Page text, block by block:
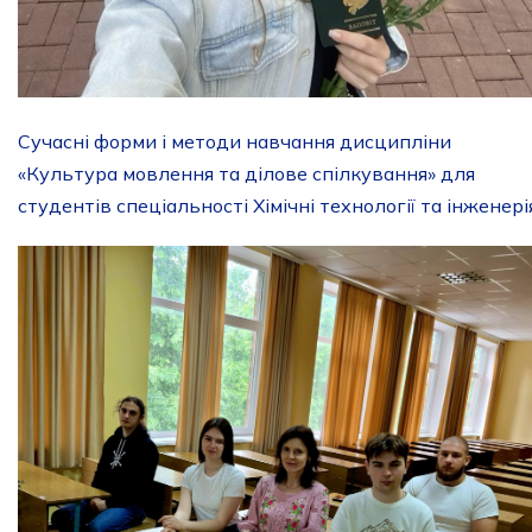
Сучасні форми і методи навчання дисципліни
«Культура мовлення та ділове спілкування» для
студентів спеціальності Хімічні технології та